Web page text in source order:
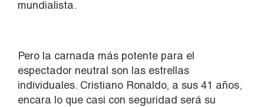
mundialista.
Pero la carnada más potente para el
espectador neutral son las estrellas
individuales. Cristiano Ronaldo, a sus 41 años,
encara lo que casi con seguridad será su